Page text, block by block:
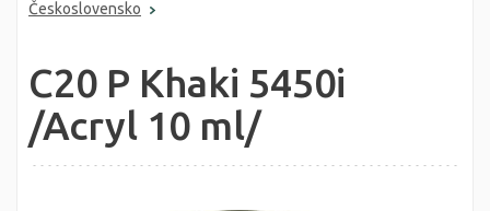
Československo
C20 P Khaki 5450i
/Acryl 10 ml/